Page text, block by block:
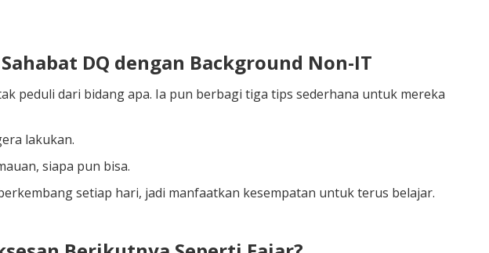
DQ dengan Background Non-IT
peduli dari bidang apa. Ia pun berbagi tiga tips sederhana untuk mereka
lakukan.
siapa pun bisa.
setiap hari, jadi manfaatkan kesempatan untuk terus belajar.